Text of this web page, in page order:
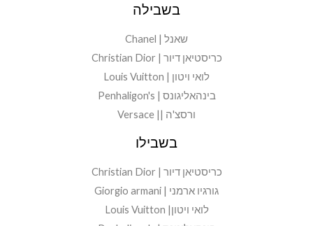
בשבילה
שאנל | Chanel
כריסטיאן דיור | Christian Dior
לואי ויטון | Louis Vuitton
בינהאליגונס | Penhaligon's
ורסצ'ה || Versace
בשבילו
כריסטיאן דיור | Christian Dior
גורגיו ארמני | Giorgio armani
לואי ויטון| Louis Vuitton